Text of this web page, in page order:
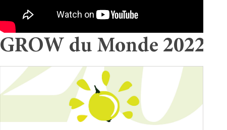
GROW du Monde 2022